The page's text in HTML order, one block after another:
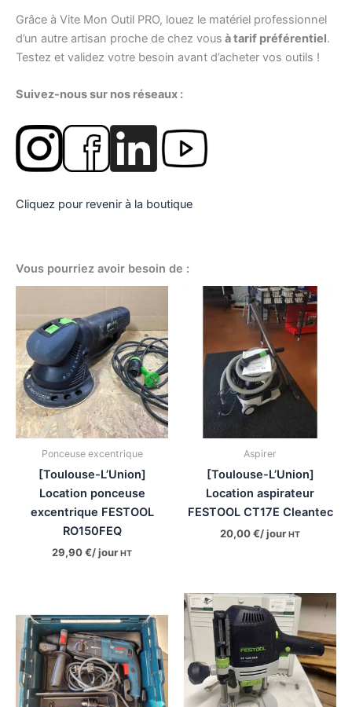
Grâce à Vite Mon Outil PRO, louez le matériel professionnel
d’un autre artisan proche de chez vous à tarif préférentiel.
Testez et validez votre besoin avant d’acheter vos outils !
Suivez-nous sur nos réseaux :
Cliquez pour revenir à la boutique
Vous pourriez avoir besoin de :
Ponceuse excentrique
[Toulouse-L’Union]
Location ponceuse
excentrique FESTOOL
RO150FEQ
29,90€/ jour HT
Aspirer
[Toulouse-L’Union]
Location aspirateur
FESTOOL CT17E Cleantec
20,00€/ jour HT